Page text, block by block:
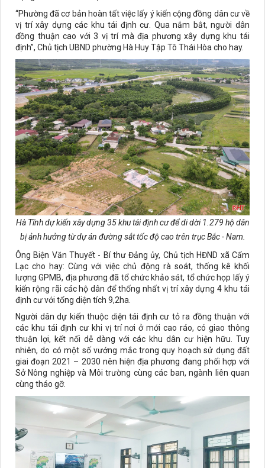
“Phường đã cơ bản hoàn tất việc lấy ý kiến cộng đồng dân cư về
vị trí xây dựng các khu tái định cư. Qua nắm bắt, người dân
đồng thuận cao với 3 vị trí mà địa phương xây dựng khu tái
định”, Chủ tịch UBND phường Hà Huy Tập Tô Thái Hòa cho hay.
Hà Tĩnh dự kiến xây dựng 35 khu tái định cư để di dời 1.279 hộ dân
bị ảnh hưởng từ dự án đường sắt tốc độ cao trên trục Bắc - Nam.
Ông Biện Văn Thuyết - Bí thư Đảng ủy, Chủ tịch HĐND xã Cẩm
Lạc cho hay: Cùng với việc chủ động rà soát, thống kê khối
lượng GPMB, địa phương đã tổ chức khảo sát, tổ chức họp lấy ý
kiến rộng rãi các hộ dân để thống nhất vị trí xây dựng 4 khu tái
định cư với tổng diện tích 9,2ha.
Người dân dự kiến thuộc diện tái định cư tỏ ra đồng thuận với
các khu tái định cư khi vị trí nơi ở mới cao ráo, có giao thông
thuận lợi, kết nối dễ dàng với các khu dân cư hiện hữu. Tuy
nhiên, do có một số vướng mắc trong quy hoạch sử dụng đất
giai đoạn 2021 – 2030 nên hiện địa phương đang phối hợp với
Sở Nông nghiệp và Môi trường cùng các ban, ngành liên quan
cùng tháo gỡ.